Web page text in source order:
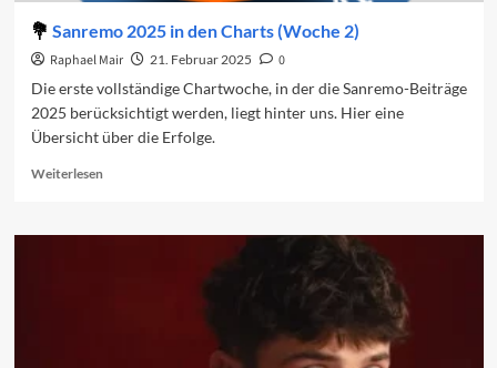
Sanremo 2025 in den Charts (Woche 2)
Raphael Mair 21. Februar 2025
0
Die erste vollständige Chartwoche, in der die Sanremo-Beiträge
2025 berücksichtigt werden, liegt hinter uns. Hier eine
Übersicht über die Erfolge.
WeiterlesenRead
Sanremo